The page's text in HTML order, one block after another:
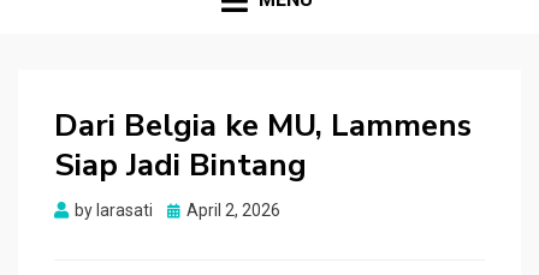
Dari Belgia ke MU, Lammens
Siap Jadi Bintang
by larasati
Posted
April 2, 2026